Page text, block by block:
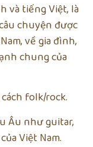
và tiếng Việt, là
chuyện được
về gia đình,
chung của
folk/rock.
Âu như guitar,
Việt Nam.